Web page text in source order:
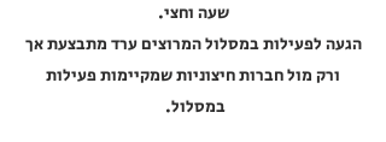
שעה וחצי.
הגעה לפעילות במסלול המרוצים ערד מתבצעת אך
ורק מול חברות חיצוניות שמקיימות פעילות
במסלול.